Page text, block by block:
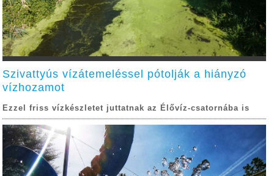
Szivattyús vízátemeléssel pótolják a hiányzó
vízhozamot
Ezzel friss vízkészletet juttatnak az Élővíz-csatornába is